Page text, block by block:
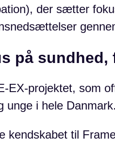
der sætter
på
EX-projektet, som
unge i hele
kendskabet til